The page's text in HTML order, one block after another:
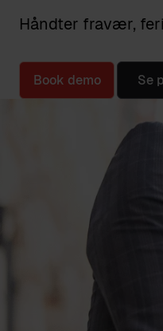
Håndter fravær,
Book demo Se